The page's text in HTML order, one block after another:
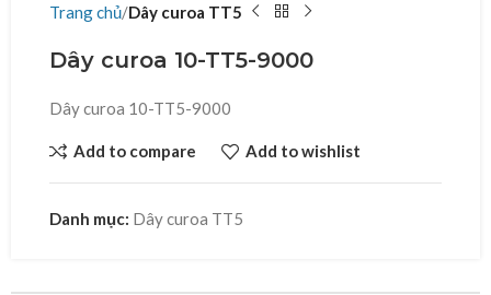
Trang chủ Dây curoa TT5
Dây curoa 10-TT5-9000
Dây curoa 10-TT5-9000
Add to compare Add to wishlist
Danh mục: Dây curoa TT5